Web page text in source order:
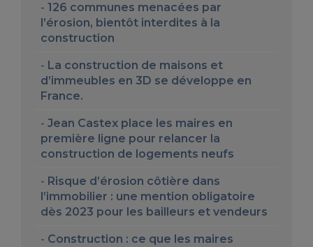
126 communes menacées par
l’érosion, bientôt interdites à la
construction
La construction de maisons et
d’immeubles en 3D se développe en
France.
Jean Castex place les maires en
première ligne pour relancer la
construction de logements neufs
Risque d’érosion côtière dans
l’immobilier : une mention obligatoire
dès 2023 pour les bailleurs et vendeurs
Construction : ce que les maires